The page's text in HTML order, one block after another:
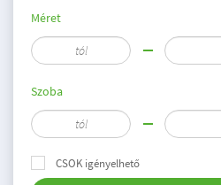
Méret
Szoba
CSOK igényelhető